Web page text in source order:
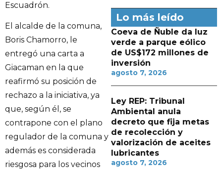
Escuadrón.
El alcalde de la comuna,
Boris Chamorro, le
entregó una carta a
Giacaman en la que
reafirmó su posición de
rechazo a la iniciativa, ya
que, según él, se
contrapone con el plano
regulador de la comuna y
además es considerada
riesgosa para los vecinos
Lo más leído
Coeva de Ñuble da luz
verde a parque eólico
de US$172 millones de
inversión
agosto 7, 2026
Ley REP: Tribunal
Ambiental anula
decreto que fija metas
de recolección y
valorización de aceites
lubricantes
agosto 7, 2026